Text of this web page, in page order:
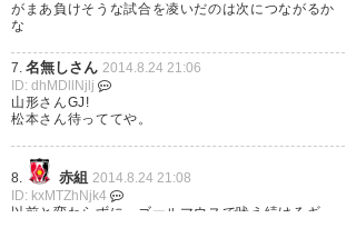
がまあ負けそうな試合を凌いだのは次につながるか
な
7. 名無しさん 2014.8.24 21:06
ID: dhMDllNjlj
山形さんGJ!
松本さん待っててや。
8. 赤組 2014.8.24 21:08
ID: kxMTZhNjk4
以前と変わらずに、ゴールマウスで吠え続けるギ